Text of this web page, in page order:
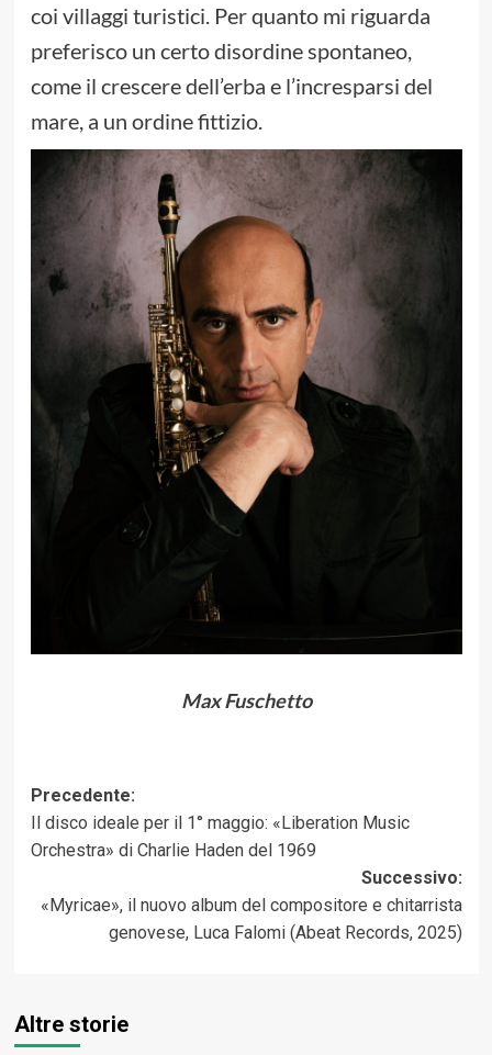
coi villaggi turistici. Per quanto mi riguarda
preferisco un certo disordine spontaneo,
come il crescere dell’erba e l’incresparsi del
mare, a un ordine fittizio.
Max Fuschetto
Navigazione
articolo
Precedente:
Il disco ideale per il 1° maggio: «Liberation Music
Orchestra» di Charlie Haden del 1969
Successivo:
«Myricae», il nuovo album del compositore e chitarrista
genovese, Luca Falomi (Abeat Records, 2025)
Altre storie